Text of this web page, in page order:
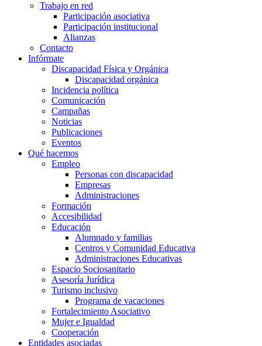
Trabajo en red
Participación asociativa
Participación institucional
Alianzas
Contacto
Infórmate
Discapacidad Física y Orgánica
Discapacidad orgánica
Incidencia política
Comunicación
Campañas
Noticias
Publicaciones
Eventos
Qué hacemos
Empleo
Personas con discapacidad
Empresas
Administraciones
Formación
Accesibilidad
Educación
Alumnado y familias
Centros y Comunidad Educativa
Administraciones Educativas
Espacio Sociosanitario
Asesoría Jurídica
Turismo inclusivo
Programa de vacaciones
Fortalecimiento Asociativo
Mujer e Igualdad
Cooperación
Entidades asociadas